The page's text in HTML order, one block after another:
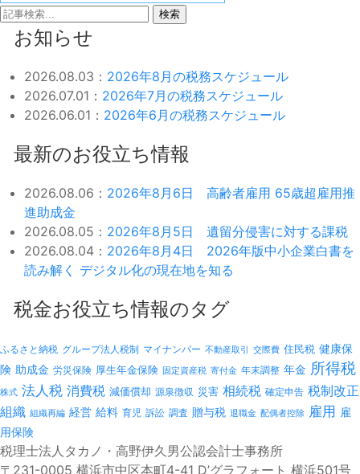
検索
お知らせ
2026.08.03： 2026年8月の税務スケジュール
2026.07.01： 2026年7月の税務スケジュール
2026.06.01： 2026年6月の税務スケジュール
最新のお役立ち情報
2026.08.06： 2026年8月6日 高齢者雇用 65歳超雇用推
進助成金
2026.08.05： 2026年8月5日 遺留分侵害に対する課税
2026.08.04： 2026年8月4日 2026年版中小企業白書を
読み解く デジタル化の現在地を知る
税金お役立ち情報のタグ
ふるさと納税 グループ法人税制 マイナンバー 不動産取引 交際費 住民税 健康保
険 助成金 労災保険 厚生年金保険 固定資産税 寄付金 年末調整 年金 所得税
株式 法人税 消費税 減価償却 源泉徴収 災害 相続税 確定申告 税制改正
組織 組織再編 経営 給料 育児 訴訟 調査 贈与税 退職金 配偶者控除 雇用 雇
用保険
税理士法人タカノ・高野伊久男公認会計士事務所
〒231-0005 横浜市中区本町4-41 D’グラフォート 横浜501号